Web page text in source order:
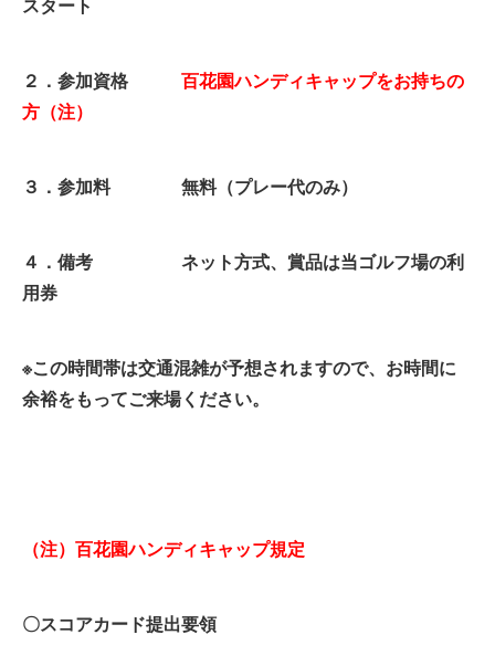
２．参加資格 百花園ハンディキャップをお持ちの
方 （注）
３．参加料 無料（プレー代のみ）
４．備考 ネット方式、賞品は当ゴルフ場の利
用券
※この時間帯は交通混雑が予想されますので、お時間に
余裕をもってご来場ください。
（注）百花園ハンディキャップ規定
〇スコアカード提出要領